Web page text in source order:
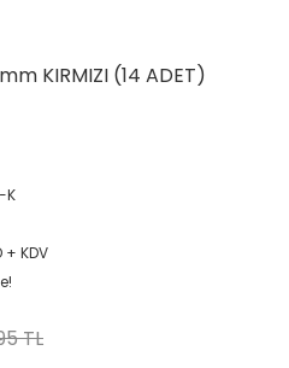
KIRMIZI (14 ADET)
K
+ KDV
TL